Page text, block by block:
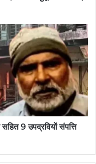
9 उपद्रवियों संपत्ति